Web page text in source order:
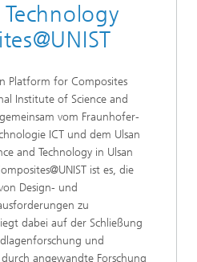
Platform for Composites
Institute of Science and
vom Fraunhofer-
ICT und dem Ulsan
and Technology in Ulsan
ist es, die
Design- und
zu
dabei auf der Schließung
und
angewandte Forschung